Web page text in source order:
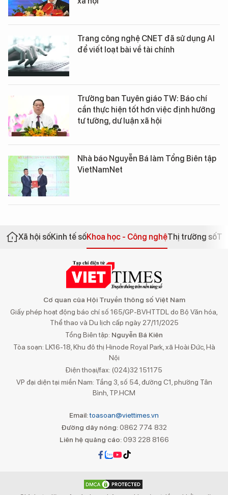
Trang công nghệ CNET đã sử dụng AI
để viết loạt bài về tài chính
Trưởng ban Tuyên giáo TW: Báo chí
cần thực hiện tốt hơn việc định hướng
tư tưởng, dư luận xã hội
Nhà báo Nguyễn Bá làm Tổng Biên tập
VietNamNet
Xã hội sốKinh tế sốKhoa học - Công nghệThị trường số
Cơ quan của Hội Truyền thông số Việt Nam
Giấy phép hoạt động báo chí số 165/GP-BVHTTDL do Bộ Văn hóa,
Thể thao và Du lịch cấp ngày 27/11/2025
Tổng Biên tập: Nguyễn Bá Kiên
Tòa soạn: LK16-18, Khu đô thị Hinode Royal Park, xã Hoài Đức, Hà
Nội
Điện thoại/fax: (024)32 151175
VP đại diện tại miền Nam: Tầng 3, số 54, đường C1, phường Tân
Bình, TP.HCM
Email:toasoan@viettimes.vn
Đường dây nóng: 0862 774 832
Liên hệ quảng cáo:093 228 8166